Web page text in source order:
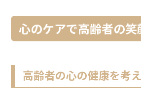
心のケアで高齢者の笑
高齢者の心の健康を考